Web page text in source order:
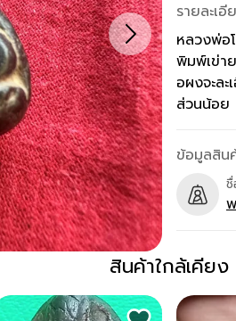
รายละเอี
หลวงพ่อ
พิมพ์เข่า
อผงจะล
ส่วนน้อย
ข้อมูลสิน
สินค้าใกล้เคียง